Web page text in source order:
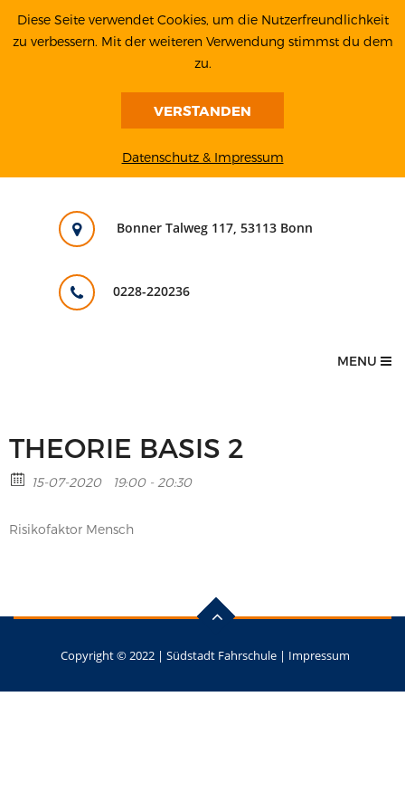
Bonner Talweg 117, 53113 Bonn
0228-220236
MENU
THEORIE BASIS 2
15-07-2020 19:00 - 20:30
Risikofaktor Mensch
Copyright © 2022 | Südstadt Fahrschule | Impressum
Diese Seite verwendet Cookies, um die Nutzerfreundlichkeit
zu verbessern. Mit der weiteren Verwendung stimmst du dem
zu.
VERSTANDEN
Datenschutz & Impressum